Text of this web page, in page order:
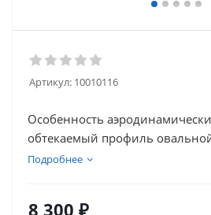
Артикул: 10010116
Особенность
обтекаемый профиль
изготовленный из алюминия.
Подробнее
8 300 ₽